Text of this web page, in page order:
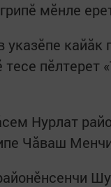
мӗнле
кайăк
тесе
Нурлат
Чăваш